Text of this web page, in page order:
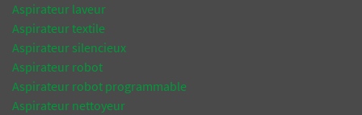
Aspirateur laveur
Aspirateur textile
Aspirateur silencieux
Aspirateur robot
Aspirateur robot programmable
Aspirateur nettoyeur